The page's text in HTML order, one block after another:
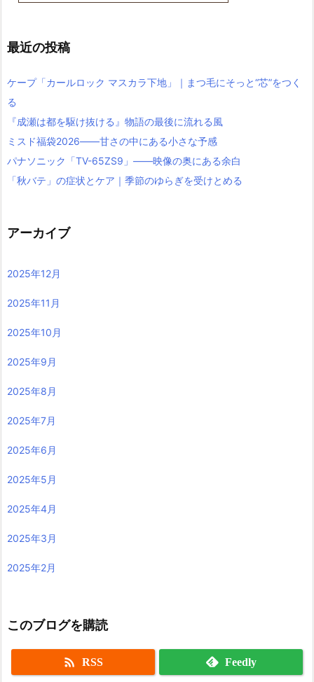
最近の投稿
ケープ「カールロック マスカラ下地」｜まつ毛にそっと“芯”をつく
る
『成瀬は都を駆け抜ける』物語の最後に流れる風
ミスド福袋2026――甘さの中にある小さな予感
パナソニック「TV-65ZS9」――映像の奥にある余白
「秋バテ」の症状とケア｜季節のゆらぎを受けとめる
アーカイブ
2025年12月
2025年11月
2025年10月
2025年9月
2025年8月
2025年7月
2025年6月
2025年5月
2025年4月
2025年3月
2025年2月
このブログを購読
 RSS Feedly